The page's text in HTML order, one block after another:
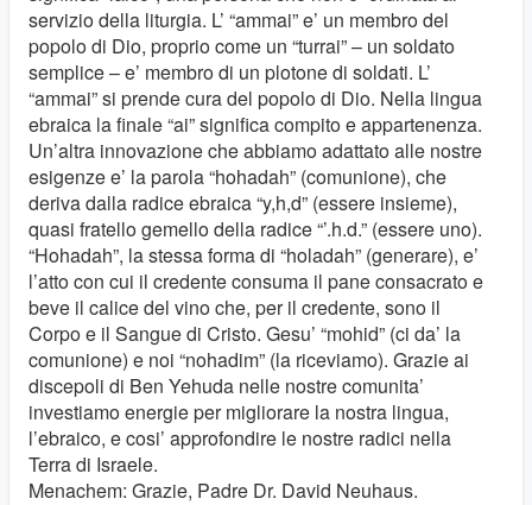
servizio della liturgia. L’ “ammai” e’ un membro del
popolo di Dio, proprio come un “turrai” – un soldato
semplice – e’ membro di un plotone di soldati. L’
“ammai” si prende cura del popolo di Dio. Nella lingua
ebraica la finale “ai” significa compito e appartenenza.
Un’altra innovazione che abbiamo adattato alle nostre
esigenze e’ la parola “hohadah” (comunione), che
deriva dalla radice ebraica “y,h,d” (essere insieme),
quasi fratello gemello della radice “’.h.d.” (essere uno).
“Hohadah”, la stessa forma di “holadah” (generare), e’
l’atto con cui il credente consuma il pane consacrato e
beve il calice del vino che, per il credente, sono il
Corpo e il Sangue di Cristo. Gesu’ “mohid” (ci da’ la
comunione) e noi “nohadim” (la riceviamo). Grazie ai
discepoli di Ben Yehuda nelle nostre comunita’
investiamo energie per migliorare la nostra lingua,
l’ebraico, e cosi’ approfondire le nostre radici nella
Terra di Israele.
Menachem: Grazie, Padre Dr. David Neuhaus.